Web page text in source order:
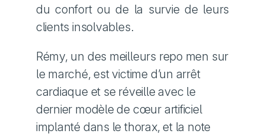
du confort ou de la survie de leurs
clients insolvables.
Rémy, un des meilleurs repo men sur
le marché, est victime d’un arrêt
cardiaque et se réveille avec le
dernier modèle de cœur artificiel
implanté dans le thorax, et la note